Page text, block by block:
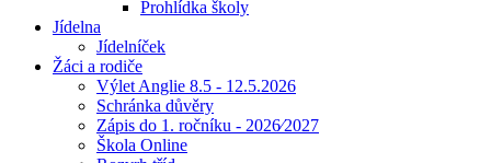
Prohlídka školy
Jídelna
Jídelníček
Žáci a rodiče
Výlet Anglie 8.5 - 12.5.2026
Schránka důvěry
Zápis do 1. ročníku - 2026⁄2027
Škola Online